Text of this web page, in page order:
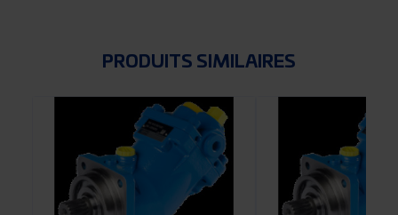
PRODUITS SIMILAIRES